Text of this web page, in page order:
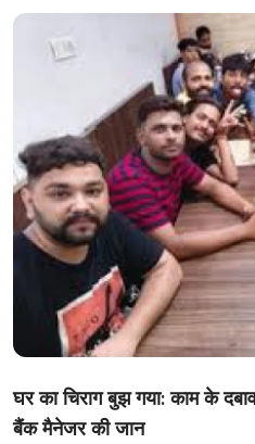
हेल्थ
करियर
लाइफस्टाइल
घर का चिराग बुझ गया: काम के
बैंक मैनेजर की जान